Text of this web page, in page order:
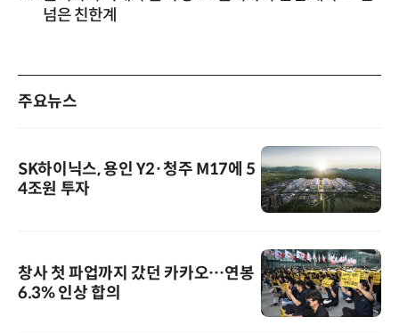
넘은 친한계
주요뉴스
SK하이닉스, 용인 Y2·청주 M17에 5
4조원 투자
창사 첫 파업까지 갔던 카카오…연봉
6.3% 인상 합의